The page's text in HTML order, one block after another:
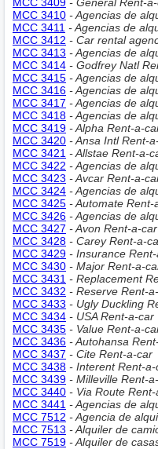
MCC 3410 - Agencias de
MCC 3411 - Agencias de
MCC 3412 - Car rental
MCC 3413 - Agencias de
MCC 3414 - Godfrey Natl
MCC 3415 - Agencias de
MCC 3416 - Agencias de
MCC 3417 - Agencias de
MCC 3418 - Agencias de
MCC 3419 - Alpha Rent-a-
MCC 3420 - Ansa Intl Rent-
MCC 3421 - Allstae Rent-a-
MCC 3422 - Agencias de
MCC 3423 - Avcar Rent-a-
MCC 3424 - Agencias de
MCC 3425 - Automate Rent-
MCC 3426 - Agencias de
MCC 3427 - Avon Rent-a-car
MCC 3428 - Carey Rent-a-
MCC 3429 - Insurance
MCC 3430 - Major Rent-a-
MCC 3431 - Replacement
MCC 3432 - Reserve Rent-
MCC 3433 - Ugly Duckling
MCC 3434 - USA Rent-a-car
MCC 3435 - Value Rent-a-
MCC 3436 - Autohansa
MCC 3437 - Cite Rent-a-car
MCC 3438 - Interent Rent-a-
MCC 3439 - Milleville Rent-
MCC 3440 - Via Route
MCC 3441 - Agencias de
MCC 7512 - Agencia de
MCC 7513 - Alquiler de
MCC 7519 - Alquiler de